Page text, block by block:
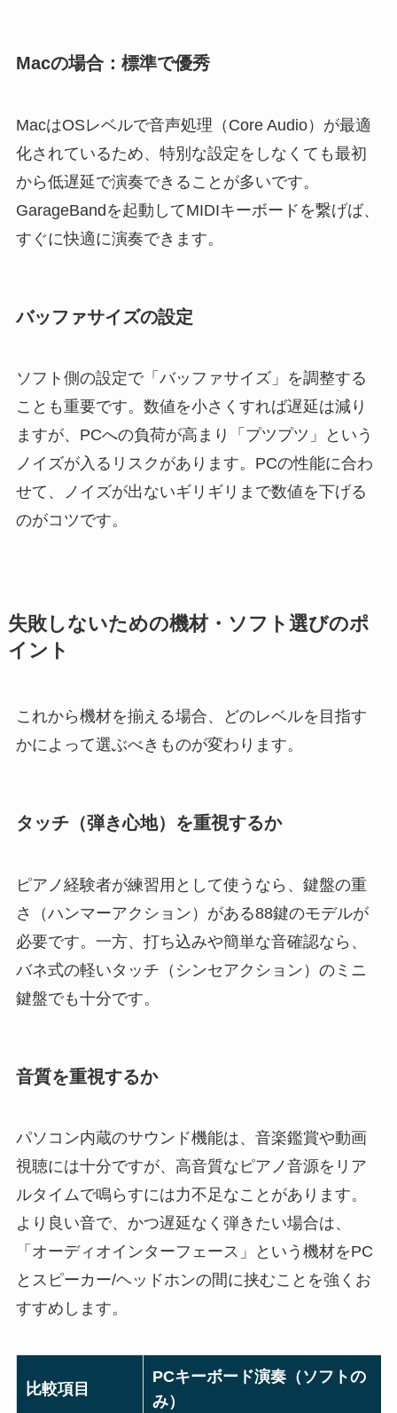
Macの場合：標準で優秀
MacはOSレベルで音声処理（Core Audio）が最適
化されているため、特別な設定をしなくても最初
から低遅延で演奏できることが多いです。
GarageBandを起動してMIDIキーボードを繋げば、
すぐに快適に演奏できます。
バッファサイズの設定
ソフト側の設定で「バッファサイズ」を調整する
ことも重要です。数値を小さくすれば遅延は減り
ますが、PCへの負荷が高まり「プツプツ」という
ノイズが入るリスクがあります。PCの性能に合わ
せて、ノイズが出ないギリギリまで数値を下げる
のがコツです。
失敗しないための機材・ソフト選びのポ
イント
これから機材を揃える場合、どのレベルを目指す
かによって選ぶべきものが変わります。
タッチ（弾き心地）を重視するか
ピアノ経験者が練習用として使うなら、鍵盤の重
さ（ハンマーアクション）がある88鍵のモデルが
必要です。一方、打ち込みや簡単な音確認なら、
バネ式の軽いタッチ（シンセアクション）のミニ
鍵盤でも十分です。
音質を重視するか
パソコン内蔵のサウンド機能は、音楽鑑賞や動画
視聴には十分ですが、高音質なピアノ音源をリア
ルタイムで鳴らすには力不足なことがあります。
より良い音で、かつ遅延なく弾きたい場合は、
「オーディオインターフェース」という機材をPC
とスピーカー/ヘッドホンの間に挟むことを強くお
すすめします。
比較項目
PCキーボード演奏（ソフトの
み）